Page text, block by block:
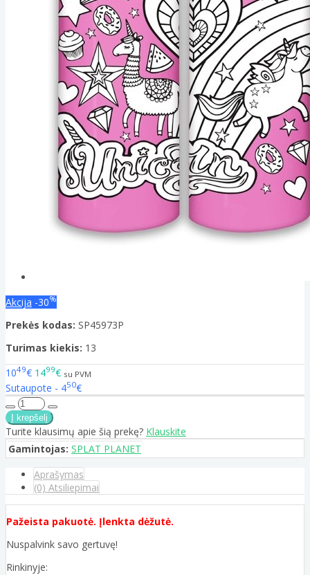
Akcija -30%
Prekės kodas: SP45973P
Turimas kiekis: 13
1049€ 1499€ su PVM
Sutaupote - 450€
Turite klausimų apie šią prekę? Klauskite
Gamintojas: SPLAT PLANET
Aprašymas
(0) Atsiliepimai
Pažeista pakuotė. Įlenkta dėžutė.
Nuspalvink savo gertuvę!
Rinkinyje: